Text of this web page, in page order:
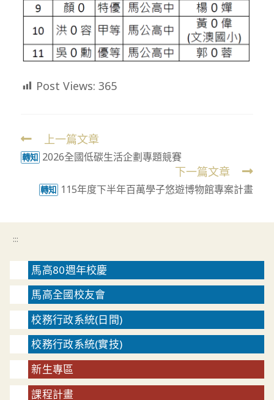
Post Views: 365
Read
more
上一篇文章
轉知 2026全國低碳生活企劃專題競賽
下一篇文章
轉知 115年度下半年百萬學子悠遊博物館專案計畫
:::
馬高80週年校慶
馬高全國校友會
校務行政系統(日間)
校務行政系統(實技)
新生專區
課程計畫